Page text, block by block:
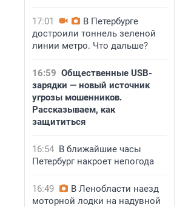
17:01
В Петербурге
достроили тоннель зеленой
линии метро. Что дальше?
16:59 Общественные USB-
зарядки — новый источник
угрозы мошенников.
Рассказываем, как
защититься
16:54 В ближайшие часы
Петербург накроет непогода
16:49
В Ленобласти наезд
моторной лодки на надувной